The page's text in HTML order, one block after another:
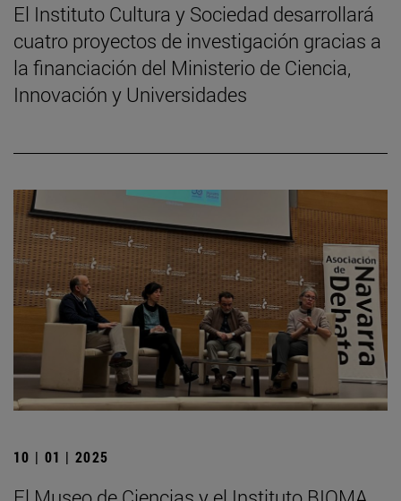
El Instituto Cultura y Sociedad desarrollará
cuatro proyectos de investigación gracias a
la financiación del Ministerio de Ciencia,
Innovación y Universidades
10 | 01 | 2025